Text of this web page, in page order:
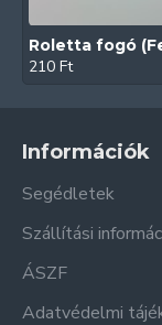
Roletta fogó
210 Ft
Információk
Segédletek
Szállítási
ÁSZF
Adatvédelmi